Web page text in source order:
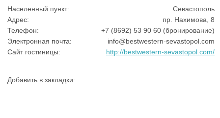
Населенный пункт:
Севастополь
Адрес:
пр. Нахимова, 8
Телефон:
+7 (8692) 53 90 60 (бронирование)
Электронная почта:
info@bestwestern-sevastopol.com
Сайт гостиницы:
http://bestwestern-sevastopol.com/
Добавить в закладки: